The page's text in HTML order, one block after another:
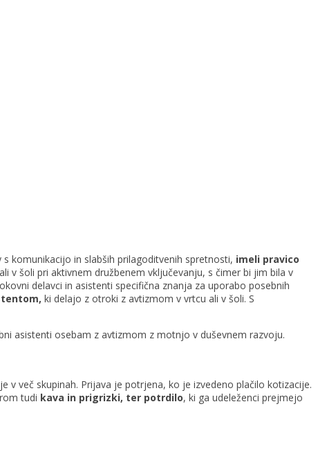
komunikacijo in slabših prilagoditvenih spretnosti, imeli pravico
v šoli pri aktivnem družbenem vključevanju, s čimer bi jim bila v
delavci in asistenti specifična znanja za uporabo posebnih
om, ki delajo z otroki z avtizmom v vrtcu ali v šoli. S
asistenti osebam z avtizmom z motnjo v duševnem razvoju.
v več skupinah. Prijava je potrjena, ko je izvedeno plačilo kotizacije.
tudi kava in prigrizki, ter potrdilo, ki ga udeleženci prejmejo